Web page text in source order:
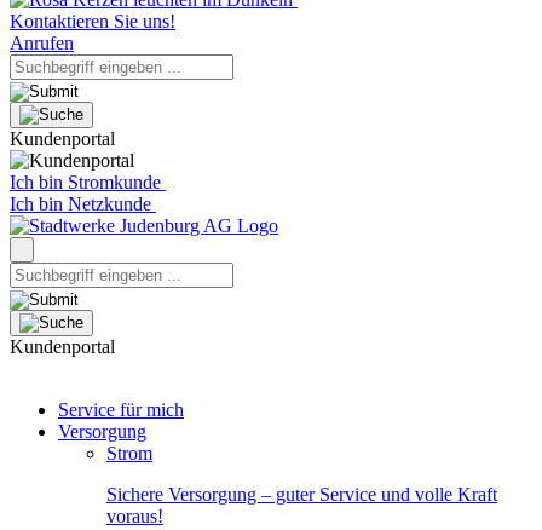
Kontaktieren Sie uns!
Anrufen
Kundenportal
Ich bin Stromkunde
Ich bin Netzkunde
Kundenportal
Service für mich
Versorgung
Strom
Sichere Versorgung – guter Service und volle Kraft
voraus!